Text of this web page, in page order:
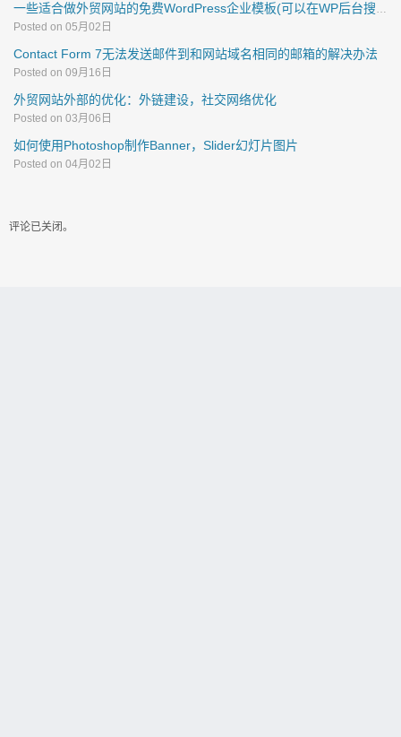
一些适合做外贸网站的免费WordPress企业模板(可以在WP后台搜索)
Posted on 05月02日
Contact Form 7无法发送邮件到和网站域名相同的邮箱的解决办法
Posted on 09月16日
外贸网站外部的优化：外链建设，社交网络优化
Posted on 03月06日
如何使用Photoshop制作Banner，Slider幻灯片图片
Posted on 04月02日
评论已关闭。